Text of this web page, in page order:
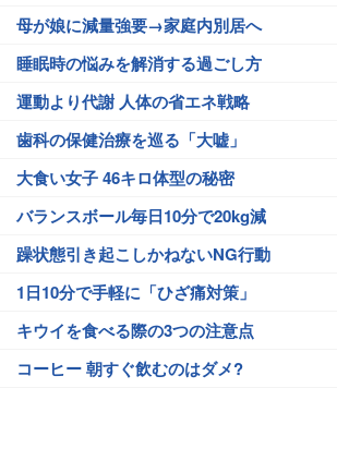
母が娘に減量強要→家庭内別居へ
睡眠時の悩みを解消する過ごし方
運動より代謝 人体の省エネ戦略
歯科の保健治療を巡る「大嘘」
大食い女子 46キロ体型の秘密
バランスボール毎日10分で20kg減
躁状態引き起こしかねないNG行動
1日10分で手軽に「ひざ痛対策」
キウイを食べる際の3つの注意点
コーヒー 朝すぐ飲むのはダメ?